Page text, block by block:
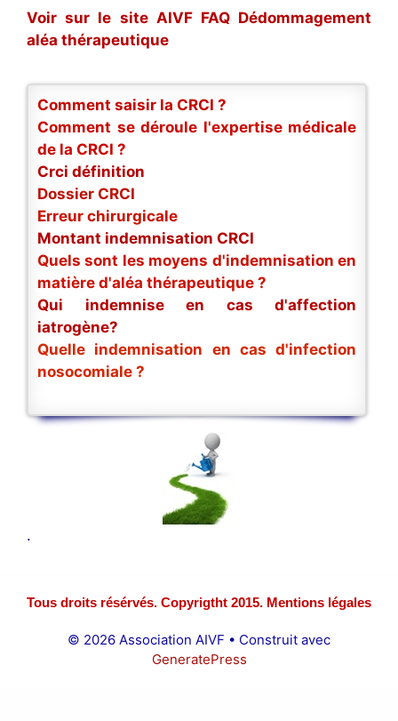
Voir sur le site AIVF FAQ Dédommagement
aléa thérapeutique
Comment saisir la CRCI ?
Comment se déroule l'expertise médicale
de la CRCI ?
Crci définition
Dossier CRCI
Erreur chirurgicale
Montant indemnisation CRCI
Quels sont les moyens d'indemnisation en
matière d'aléa thérapeutique ?
Qui indemnise en cas d'affection
iatrogène?
Quelle indemnisation en cas d'infection
nosocomiale ?
.
Tous droits résérvés. Copyrigtht 2015. Mentions légales
© 2026 Association AIVF • Construit avec
GeneratePress